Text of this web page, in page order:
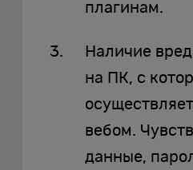
плагинам.
Наличие
на ПК, с
вебом.
данные,